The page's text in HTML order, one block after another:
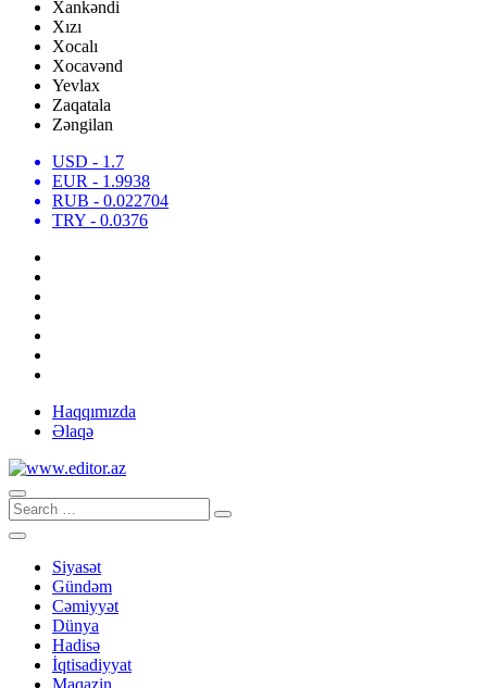
Xankəndi
Xızı
Xocalı
Xocavənd
Yevlax
Zaqatala
Zəngilan
USD - 1.7
EUR - 1.9938
RUB - 0.022704
TRY - 0.0376
Haqqımızda
Əlaqə
Siyasət
Gündəm
Cəmiyyət
Dünya
Hadisə
İqtisadiyyat
Maqazin